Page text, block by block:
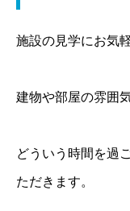
施設の見学にお気
建物や部屋の雰囲
どういう時間を過
ただきます。